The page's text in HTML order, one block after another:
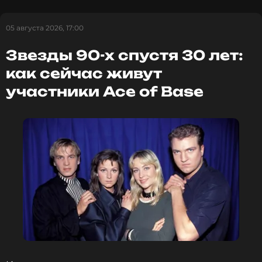
Смотрите нас в Likee, чтобы
оставаться в курсе событий
ССЫЛКА
05 августа 2026, 17:00
Звезды 90-х спустя 30 лет:
как сейчас живут
участники Ace of Base